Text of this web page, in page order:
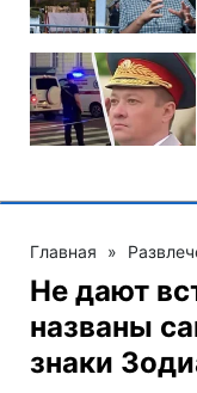
Главная »
Не дают
названы
знаки